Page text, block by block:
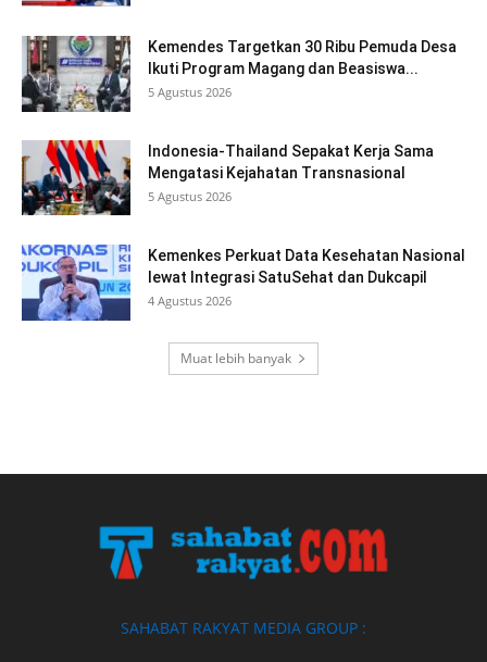
Kemendes Targetkan 30 Ribu Pemuda Desa
Ikuti Program Magang dan Beasiswa...
5 Agustus 2026
Indonesia-Thailand Sepakat Kerja Sama
Mengatasi Kejahatan Transnasional
5 Agustus 2026
Kemenkes Perkuat Data Kesehatan Nasional
lewat Integrasi SatuSehat dan Dukcapil
4 Agustus 2026
Muat lebih banyak
SAHABAT RAKYAT MEDIA GROUP :